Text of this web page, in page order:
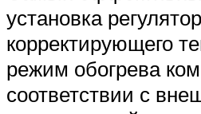
установка
корректирующего
режим обогрева
соответствии с